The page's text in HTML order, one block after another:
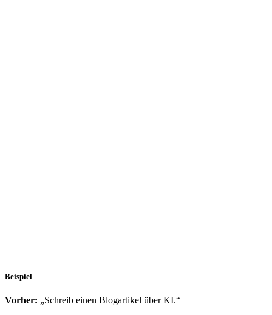
Beispiel
Vorher: „Schreib einen Blogartikel über KI.“